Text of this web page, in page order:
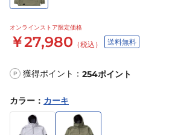
オンラインストア限定価格
￥27,980 （税込） 送料無料
P 獲得ポイント： 254ポイント
カラー ： カーキ